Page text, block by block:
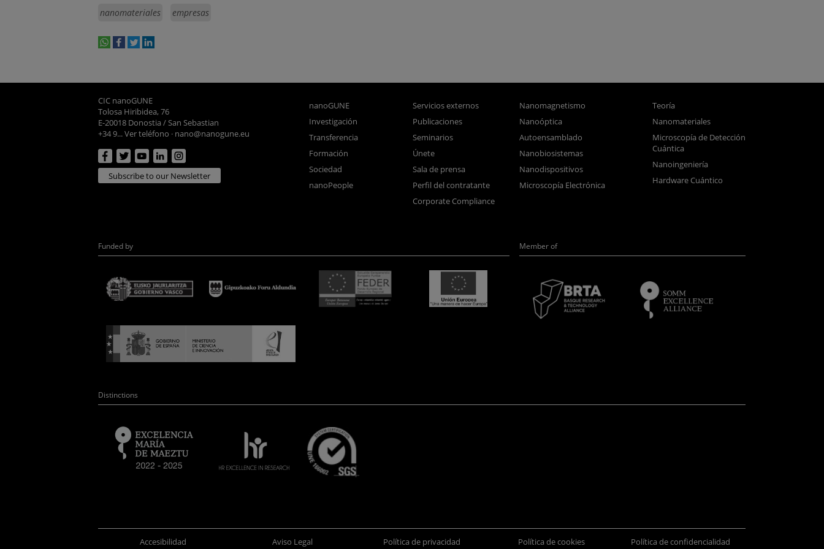
nanomateriales empresas
CIC nanoGUNE
Tolosa Hiribidea, 76
E-20018 Donostia / San Sebastian
+34 9... Ver teléfono · nano@nanogune.eu
Subscribe to our Newsletter
nanoGUNE
Investigación
Transferencia
Formación
Sociedad
nanoPeople
Servicios externos
Publicaciones
Seminarios
Únete
Sala de prensa
Perfil del contratante
Corporate Compliance
Nanomagnetismo
Nanoóptica
Autoensamblado
Nanobiosistemas
Nanodispositivos
Microscopía Electrónica
Teoría
Nanomateriales
Microscopía de Detección
Cuántica
Nanoingeniería
Hardware Cuántico
Funded by Member of
Distinctions
Accesibilidad Aviso Legal Política de privacidad Política de cookies Política de confidencialidad